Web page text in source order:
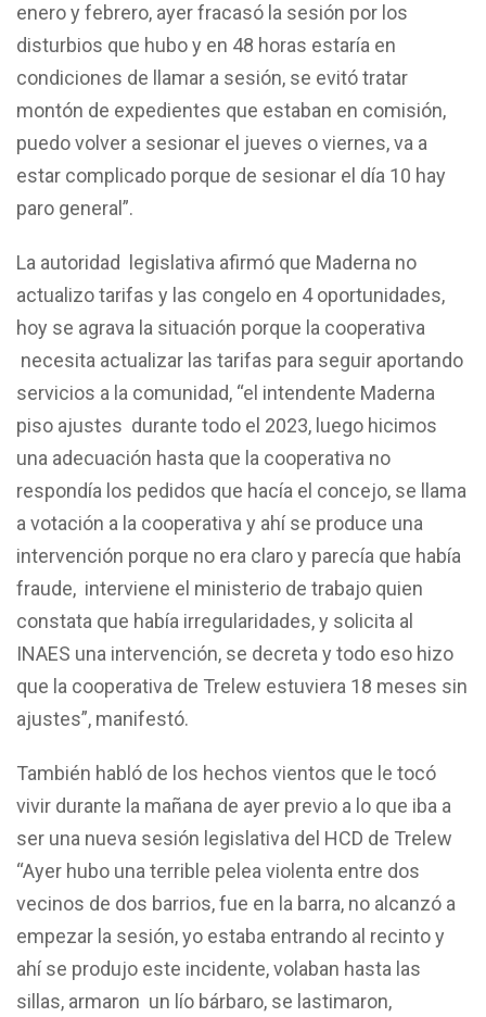
enero y febrero, ayer fracasó la sesión por los
disturbios que hubo y en 48 horas estaría en
condiciones de llamar a sesión, se evitó tratar
montón de expedientes que estaban en comisión,
puedo volver a sesionar el jueves o viernes, va a
estar complicado porque de sesionar el día 10 hay
paro general”.
La autoridad legislativa afirmó que Maderna no
actualizo tarifas y las congelo en 4 oportunidades,
hoy se agrava la situación porque la cooperativa
necesita actualizar las tarifas para seguir aportando
servicios a la comunidad, “el intendente Maderna
piso ajustes durante todo el 2023, luego hicimos
una adecuación hasta que la cooperativa no
respondía los pedidos que hacía el concejo, se llama
a votación a la cooperativa y ahí se produce una
intervención porque no era claro y parecía que había
fraude, interviene el ministerio de trabajo quien
constata que había irregularidades, y solicita al
INAES una intervención, se decreta y todo eso hizo
que la cooperativa de Trelew estuviera 18 meses sin
ajustes”, manifestó.
También habló de los hechos vientos que le tocó
vivir durante la mañana de ayer previo a lo que iba a
ser una nueva sesión legislativa del HCD de Trelew
“Ayer hubo una terrible pelea violenta entre dos
vecinos de dos barrios, fue en la barra, no alcanzó a
empezar la sesión, yo estaba entrando al recinto y
ahí se produjo este incidente, volaban hasta las
sillas, armaron un lío bárbaro, se lastimaron,